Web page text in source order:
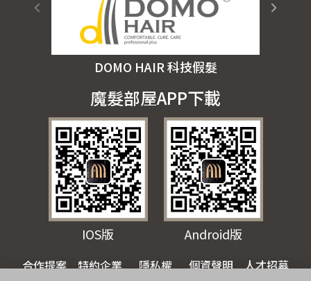
魔髮部屋APP下載
IOS版 Android版
合作提案 特約企業 隱私權 個資聲明 人才招募
DOMO HAIR 科技假髮